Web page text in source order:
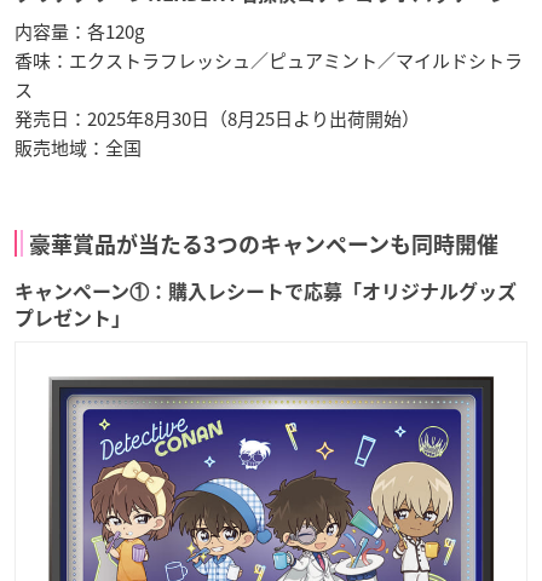
内容量：各120g
香味：エクストラフレッシュ／ピュアミント／マイルドシトラ
ス
発売日：2025年8月30日（8月25日より出荷開始）
販売地域：全国
豪華賞品が当たる3つのキャンペーンも同時開催
キャンペーン①：購入レシートで応募「オリジナルグッズ
プレゼント」